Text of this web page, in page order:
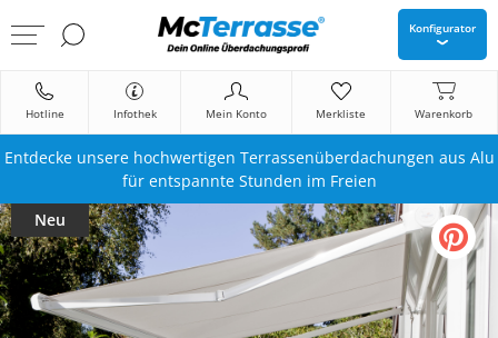
Konfigurator
Hotline Infothek Mein Konto Merkliste Warenkorb
Entdecke unsere hochwertigen Terrassenüberdachungen aus Alu
für entspannte Stunden im Freien
Neu